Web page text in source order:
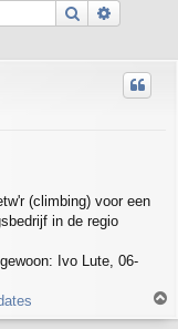
Search
(climbing) voor een
in de regio
Ivo Lute, 06-
o